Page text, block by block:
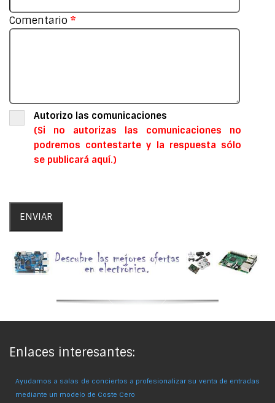
Comentario *
Autorizo las comunicaciones
(Si no autorizas las comunicaciones no
podremos contestarte y la respuesta sólo
se publicará aquí.)
Enlaces interesantes:
Ayudamos a salas de conciertos a profesionalizar su venta de entradas
mediante un modelo de Coste Cero